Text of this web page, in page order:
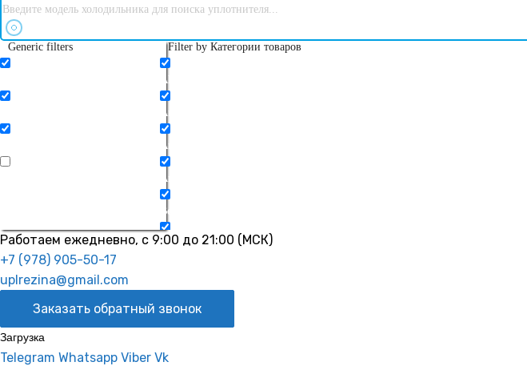
Generic filters Filter by Категории товаров
AEG (Аег)
Amana (Амана)
Ardo (Ардо)
Ariston (Аристон)
Beko (Беко)
Bomann (Боман)
Calex (Калекс)
Работаем ежедневно, с 9:00 до 21:00 (МСК)
+7 (978) 905-50-17
uplrezina@gmail.com
Заказать обратный звонок
Загрузка
Telegram Whatsapp Viber Vk